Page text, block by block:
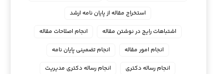
استخراج مقاله از پایان نامه ارشد
اشتباهات رایج در نوشتن مقاله
انجام اصلاحات مقاله
انجام امور مقاله
انجام تضمینی پایان نامه
انجام رساله دکتری
انجام رساله دکتری مدیریت